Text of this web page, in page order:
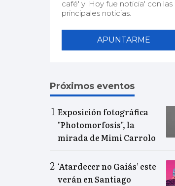
café' y 'Hoy fue noticia' con las
principales noticias.
APUNTARME
Próximos eventos
Exposición fotográfica
"Photomorfosis", la
mirada de Mimi Carrolo
‘Atardecer no Gaiás’ este
verán en Santiago